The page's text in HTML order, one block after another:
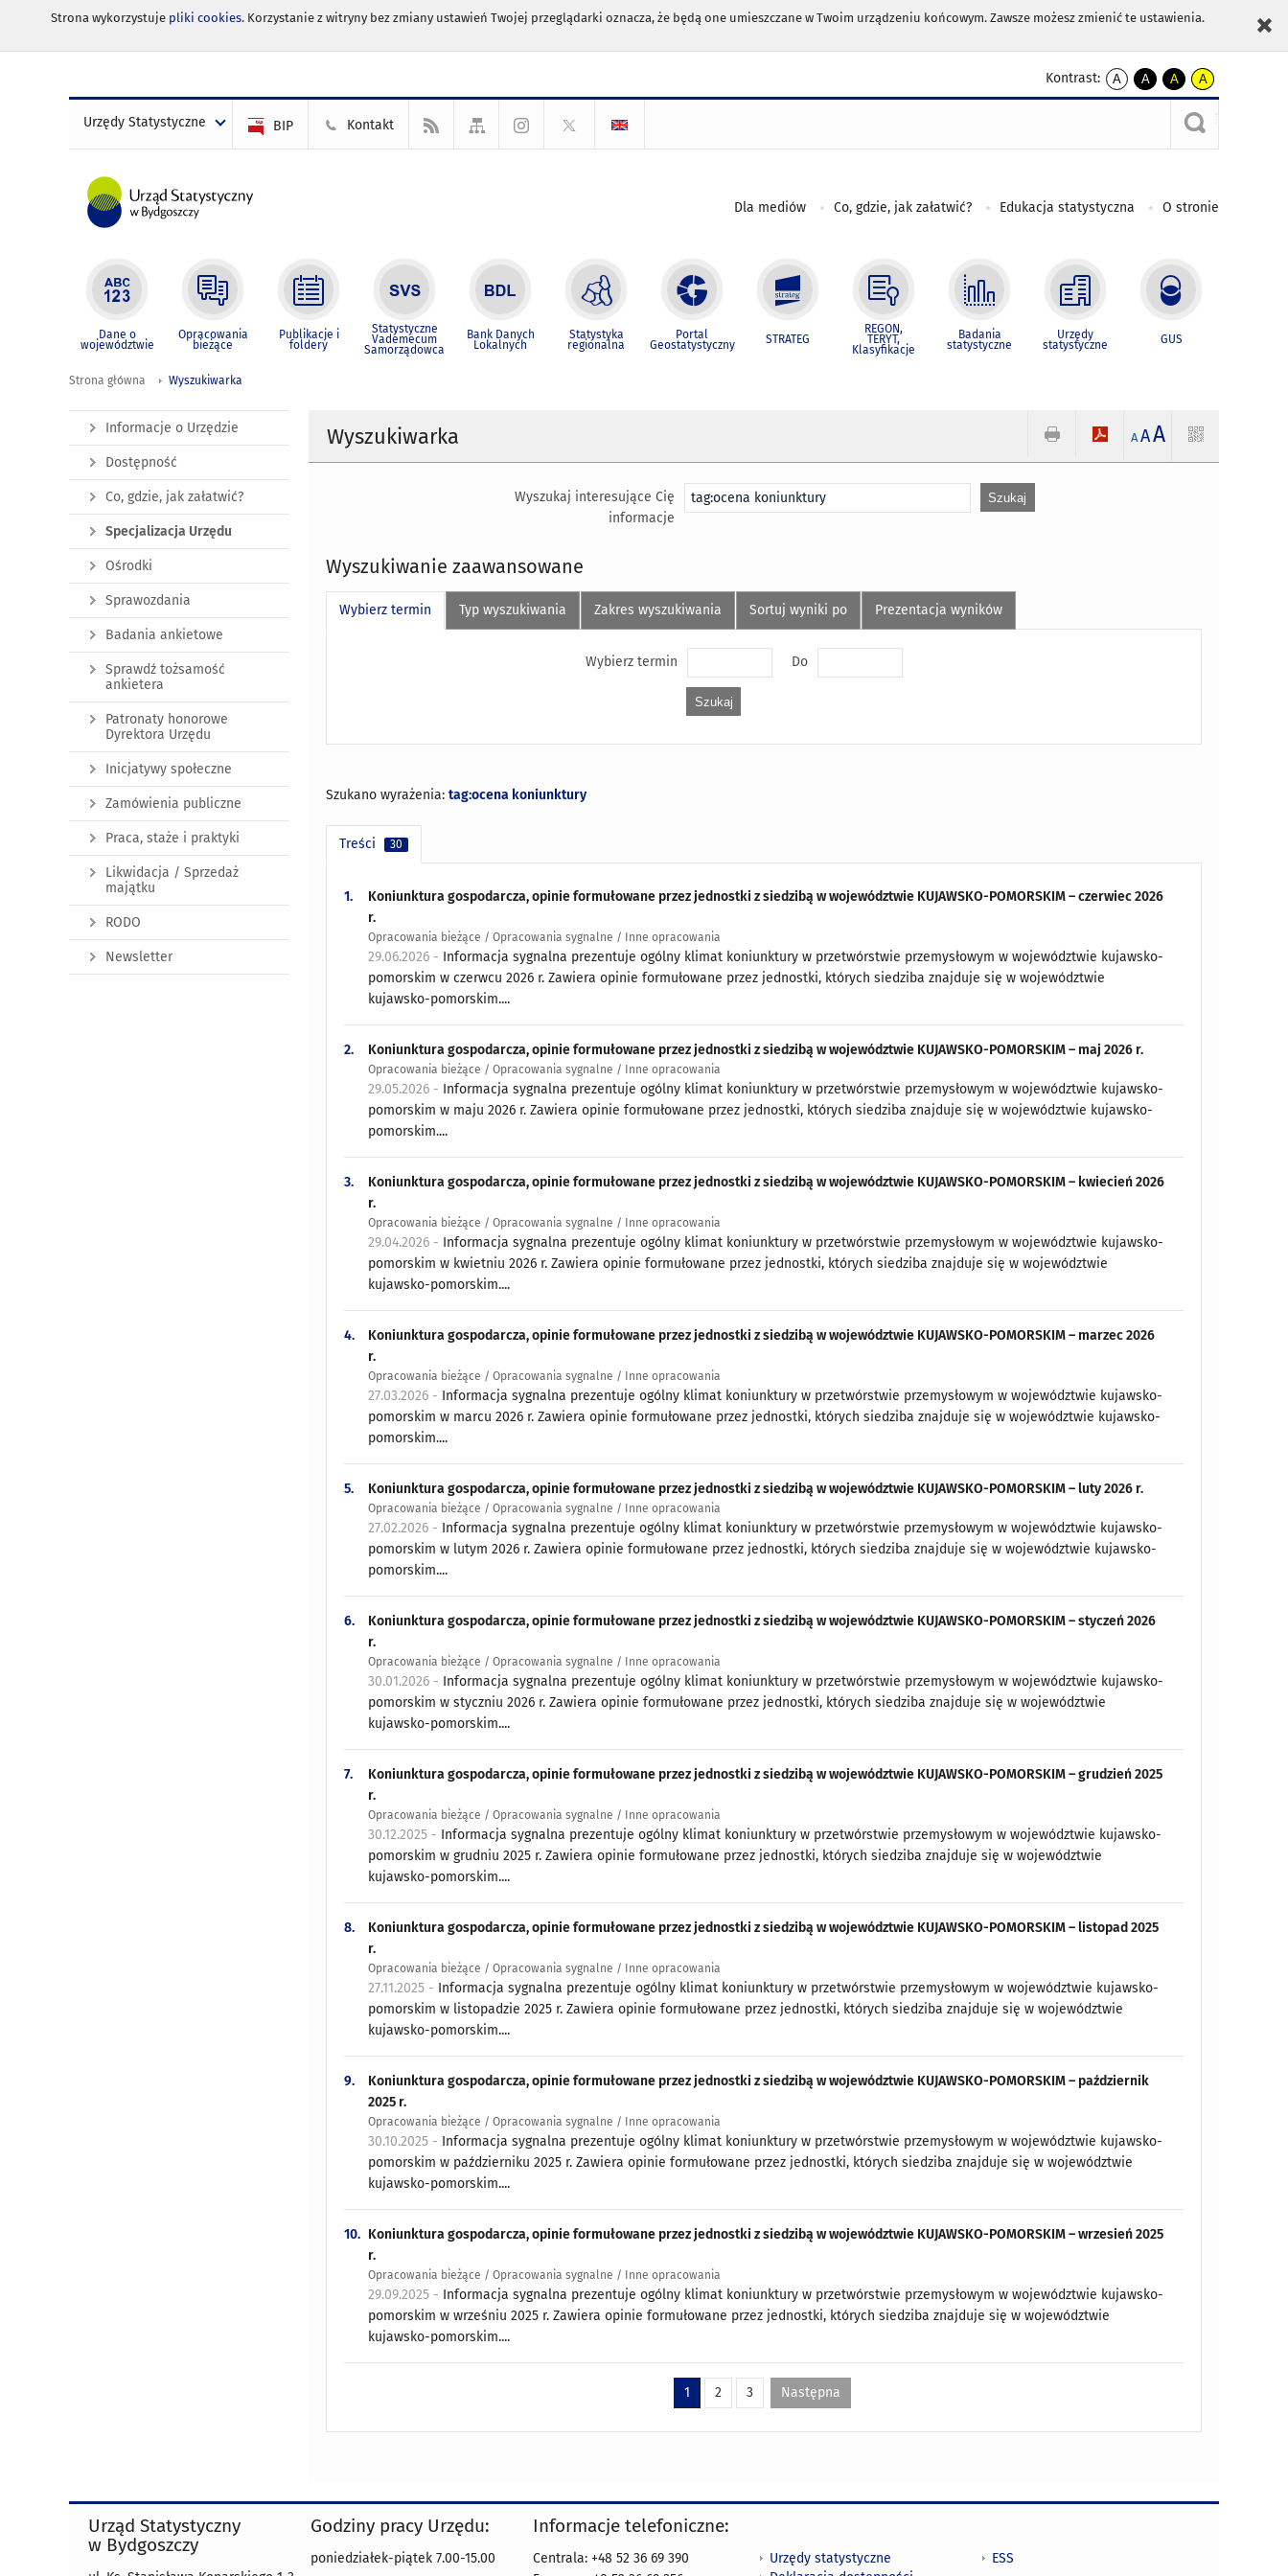
Strona wykorzystuje pliki cookies. Korzystanie z witryny bez zmiany ustawień Twojej przeglądarki oznacza, że będą one umieszczane w Twoim urządzeniu końcowym. Zawsze możesz zmienić te ustawienia.
Kontrast:
A
kontrast
A
kontrast
czarnym
A
kontrast
żółty
tekst
czarnym
A
kontrast
czarny
tekst
żółtym
Urzędy Statystyczne BIP Kontakt
Dla mediów Co, gdzie, jak załatwić? Edukacja statystyczna O stronie
Dane o
województwie
Opracowania
bieżące
Publikacje i
foldery
Statystyczne
Vademecum
Samorządowca
Bank Danych
Lokalnych
Statystyka
regionalna
Portal
Geostatystyczny STRATEG
REGON,
TERYT,
Klasyfikacje
Badania
statystyczne
Urzędy
statystyczne GUS
Strona główna Wyszukiwarka
Wyszukiwarka A AA
Wyszukaj interesujące Cię
informacje
Wyszukiwanie zaawansowane
Wybierz termin Typ wyszukiwania Zakres wyszukiwania Sortuj wyniki po Prezentacja wyników
Wybierz termin Do
Szukano wyrażenia:tag:ocena koniunktury
Treści 30
1.
Koniunktura gospodarcza, opinie formułowane przez jednostki z siedzibą w województwie KUJAWSKO-POMORSKIM – czerwiec 2026
r.
Opracowania bieżące / Opracowania sygnalne / Inne opracowania
29.06.2026 - Informacja sygnalna prezentuje ogólny klimat koniunktury w przetwórstwie przemysłowym w województwie kujawsko-
pomorskim w czerwcu 2026 r. Zawiera opinie formułowane przez jednostki, których siedziba znajduje się w województwie
kujawsko-pomorskim....
2. Koniunktura gospodarcza, opinie formułowane przez jednostki z siedzibą w województwie KUJAWSKO-POMORSKIM – maj 2026 r.
Opracowania bieżące / Opracowania sygnalne / Inne opracowania
29.05.2026 - Informacja sygnalna prezentuje ogólny klimat koniunktury w przetwórstwie przemysłowym w województwie kujawsko-
pomorskim w maju 2026 r. Zawiera opinie formułowane przez jednostki, których siedziba znajduje się w województwie kujawsko-
pomorskim....
3.
Koniunktura gospodarcza, opinie formułowane przez jednostki z siedzibą w województwie KUJAWSKO-POMORSKIM – kwiecień 2026
r.
Opracowania bieżące / Opracowania sygnalne / Inne opracowania
29.04.2026 - Informacja sygnalna prezentuje ogólny klimat koniunktury w przetwórstwie przemysłowym w województwie kujawsko-
pomorskim w kwietniu 2026 r. Zawiera opinie formułowane przez jednostki, których siedziba znajduje się w województwie
kujawsko-pomorskim....
4.
Koniunktura gospodarcza, opinie formułowane przez jednostki z siedzibą w województwie KUJAWSKO-POMORSKIM – marzec 2026
r.
Opracowania bieżące / Opracowania sygnalne / Inne opracowania
27.03.2026 - Informacja sygnalna prezentuje ogólny klimat koniunktury w przetwórstwie przemysłowym w województwie kujawsko-
pomorskim w marcu 2026 r. Zawiera opinie formułowane przez jednostki, których siedziba znajduje się w województwie kujawsko-
pomorskim....
5. Koniunktura gospodarcza, opinie formułowane przez jednostki z siedzibą w województwie KUJAWSKO-POMORSKIM – luty 2026 r.
Opracowania bieżące / Opracowania sygnalne / Inne opracowania
27.02.2026 - Informacja sygnalna prezentuje ogólny klimat koniunktury w przetwórstwie przemysłowym w województwie kujawsko-
pomorskim w lutym 2026 r. Zawiera opinie formułowane przez jednostki, których siedziba znajduje się w województwie kujawsko-
pomorskim....
6.
Koniunktura gospodarcza, opinie formułowane przez jednostki z siedzibą w województwie KUJAWSKO-POMORSKIM – styczeń 2026
r.
Opracowania bieżące / Opracowania sygnalne / Inne opracowania
30.01.2026 - Informacja sygnalna prezentuje ogólny klimat koniunktury w przetwórstwie przemysłowym w województwie kujawsko-
pomorskim w styczniu 2026 r. Zawiera opinie formułowane przez jednostki, których siedziba znajduje się w województwie
kujawsko-pomorskim....
7.
Koniunktura gospodarcza, opinie formułowane przez jednostki z siedzibą w województwie KUJAWSKO-POMORSKIM – grudzień 2025
r.
Opracowania bieżące / Opracowania sygnalne / Inne opracowania
30.12.2025 - Informacja sygnalna prezentuje ogólny klimat koniunktury w przetwórstwie przemysłowym w województwie kujawsko-
pomorskim w grudniu 2025 r. Zawiera opinie formułowane przez jednostki, których siedziba znajduje się w województwie
kujawsko-pomorskim....
8.
Koniunktura gospodarcza, opinie formułowane przez jednostki z siedzibą w województwie KUJAWSKO-POMORSKIM – listopad 2025
r.
Opracowania bieżące / Opracowania sygnalne / Inne opracowania
27.11.2025 - Informacja sygnalna prezentuje ogólny klimat koniunktury w przetwórstwie przemysłowym w województwie kujawsko-
pomorskim w listopadzie 2025 r. Zawiera opinie formułowane przez jednostki, których siedziba znajduje się w województwie
kujawsko-pomorskim....
9.
Koniunktura gospodarcza, opinie formułowane przez jednostki z siedzibą w województwie KUJAWSKO-POMORSKIM – październik
2025 r.
Opracowania bieżące / Opracowania sygnalne / Inne opracowania
30.10.2025 - Informacja sygnalna prezentuje ogólny klimat koniunktury w przetwórstwie przemysłowym w województwie kujawsko-
pomorskim w październiku 2025 r. Zawiera opinie formułowane przez jednostki, których siedziba znajduje się w województwie
kujawsko-pomorskim....
10. Koniunktura gospodarcza, opinie formułowane przez jednostki z siedzibą w województwie KUJAWSKO-POMORSKIM – wrzesień 2025
r.
Opracowania bieżące / Opracowania sygnalne / Inne opracowania
29.09.2025 - Informacja sygnalna prezentuje ogólny klimat koniunktury w przetwórstwie przemysłowym w województwie kujawsko-
pomorskim w wrześniu 2025 r. Zawiera opinie formułowane przez jednostki, których siedziba znajduje się w województwie
kujawsko-pomorskim....
1 2 3 Następna
Informacje o Urzędzie
Dostępność
Co, gdzie, jak załatwić?
Specjalizacja Urzędu
Ośrodki
Sprawozdania
Badania ankietowe
Sprawdź tożsamość
ankietera
Patronaty honorowe
Dyrektora Urzędu
Inicjatywy społeczne
Zamówienia publiczne
Praca, staże i praktyki
Likwidacja / Sprzedaż
majątku
RODO
Newsletter
Urząd Statystyczny
w Bydgoszczy
Godziny pracy Urzędu:
poniedziałek-piątek 7.00-15.00
Informacje telefoniczne:
Centrala: +48 52 36 69 390
Urzędy statystyczne
ESS